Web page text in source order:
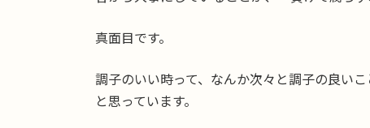
真面目です。
調子のいい時って、なんか次々と調子の良い
と思っています。